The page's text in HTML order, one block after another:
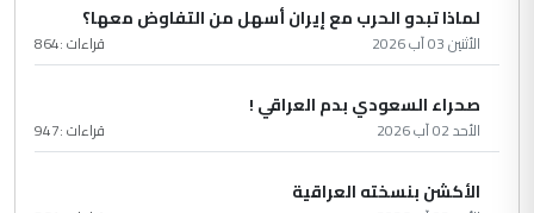
لماذا تبدو الحرب مع إيران أسهل من التفاوض معها؟
الأثنين 03 آب 2026 قراءات :864
صحراء السعودي بدم العراقي !
الأحد 02 آب 2026 قراءات :947
الأكشن بنسخته العراقية